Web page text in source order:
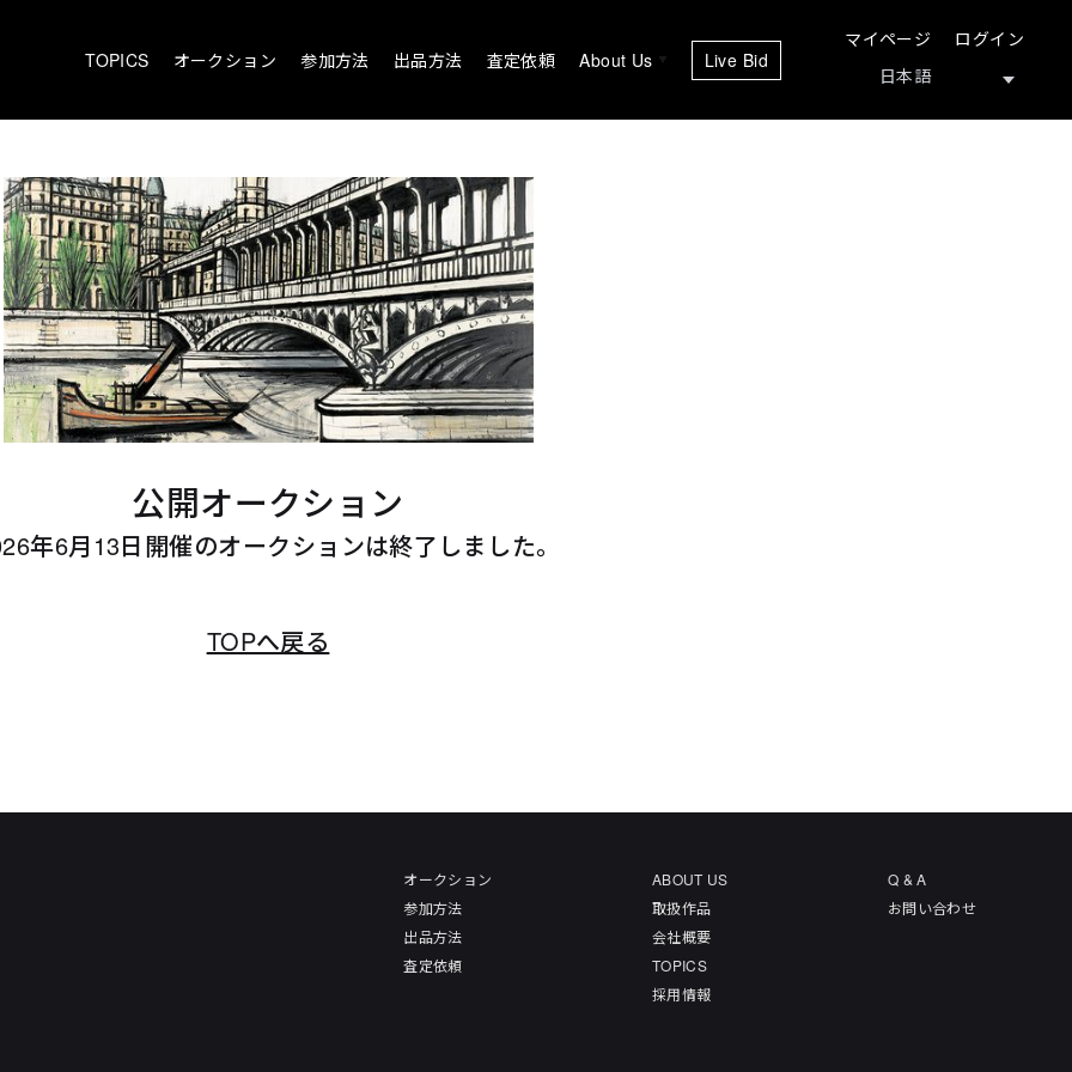
TOPICS オークション 参加方法 出品方法 査定依頼 About Us Live Bid
マイページ ログイン
公開オークション
年6月13日開催のオークションは終了しました。
TOPへ戻る
オークション
参加方法
出品方法
査定依頼
ABOUT US
取扱作品
会社概要
TOPICS
採用情報
Q & A
お問い合わせ